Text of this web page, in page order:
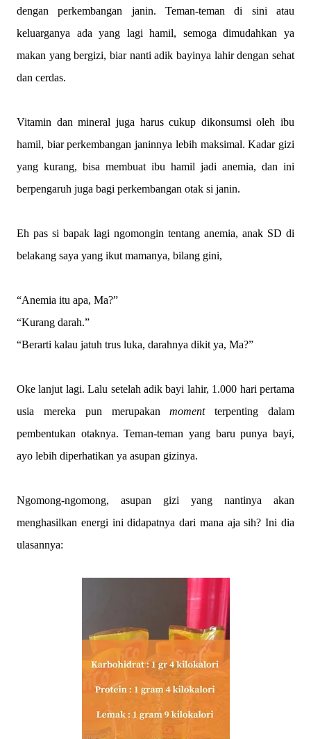
dengan perkembangan janin. Teman-teman di sini atau
keluarganya ada yang lagi hamil, semoga dimudahkan ya
makan yang bergizi, biar nanti adik bayinya lahir dengan sehat
dan cerdas.
Vitamin dan mineral juga harus cukup dikonsumsi oleh ibu
hamil, biar perkembangan janinnya lebih maksimal. Kadar gizi
yang kurang, bisa membuat ibu hamil jadi anemia, dan ini
berpengaruh juga bagi perkembangan otak si janin.
Eh pas si bapak lagi ngomongin tentang anemia, anak SD di
belakang saya yang ikut mamanya, bilang gini,
“Anemia itu apa, Ma?”
“Kurang darah.”
“Berarti kalau jatuh trus luka, darahnya dikit ya, Ma?”
Oke lanjut lagi. Lalu setelah adik bayi lahir, 1.000 hari pertama
usia mereka pun merupakanmomentterpenting dalam
pembentukan otaknya. Teman-teman yang baru punya bayi,
ayo lebih diperhatikan ya asupan gizinya.
Ngomong-ngomong, asupan gizi yang nantinya akan
menghasilkan energi ini didapatnya dari mana aja sih? Ini dia
ulasannya: